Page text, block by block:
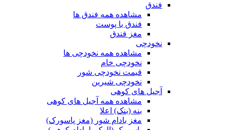
فندق
مشاهده همه فندق ها
فندق با پوست
مغز فندق
نخودچی
مشاهده همه نخودچی ها
نخودچی خام
قیمت نخودچی شور
نخودچی شیرین
آجیل های کوهی
مشاهده همه آجیل های کوهی
بنه (بنک) اعلا
مغز بادام شور (مغز پاسورک)